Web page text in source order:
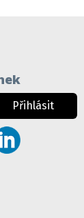
Přihlásit